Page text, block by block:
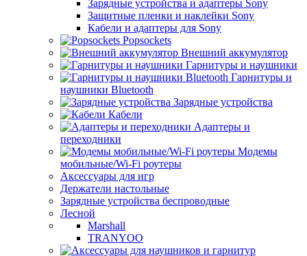
Зарядные устройства и адаптеры Sony
Защитные пленки и наклейки Sony
Кабели и адаптеры для Sony
Popsockets
Внешний аккумулятор
Гарнитуры и наушники
Гарнитуры и
наушники Bluetooth
Зарядные устройства
Кабели
Адаптеры и
переходники
Модемы
мобильные/Wi-Fi роутеры
Аксессуары для игр
Держатели настольные
Зарядные устройства беспроводные
Лесной
Marshall
TRANYOO